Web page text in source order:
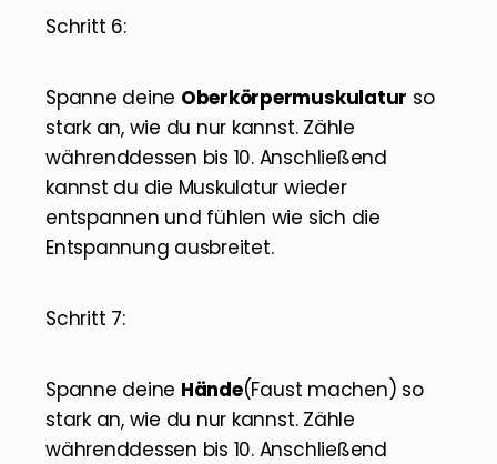
Schritt 6:
Spanne deine Oberkörpermuskulatur so
stark an, wie du nur kannst. Zähle
währenddessen bis 10. Anschließend
kannst du die Muskulatur wieder
entspannen und fühlen wie sich die
Entspannung ausbreitet.
Schritt 7:
Spanne deine Hände(Faust machen) so
stark an, wie du nur kannst. Zähle
währenddessen bis 10. Anschließend